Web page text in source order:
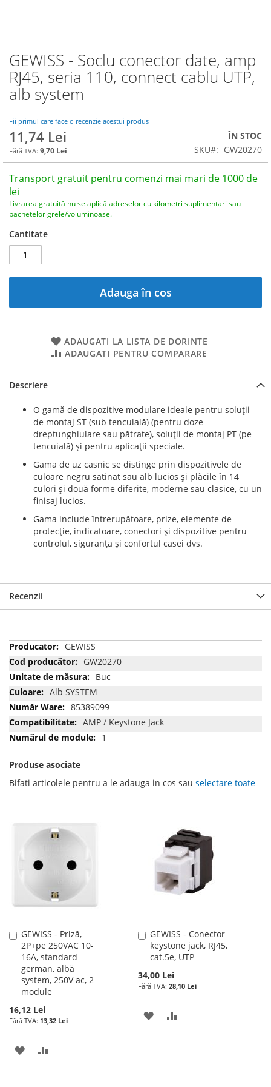
GEWISS - Soclu conector date, amp
RJ45, seria 110, connect cablu UTP,
alb system
Fii primul care face o recenzie acestui produs
11,74 Lei
9,70 Lei
ÎN STOC
SKU
GW20270
Transport gratuit pentru comenzi mai mari de 1000 de
lei
Livrarea gratuită nu se aplică adreselor cu kilometri suplimentari sau
pachetelor grele/voluminoase.
Cantitate
Adauga în cos
ADAUGATI LA LISTA DE DORINTE
ADAUGATI PENTRU COMPARARE
Skip
to
the
beginning
the
images
gallery
Descriere
O gamă de dispozitive modulare ideale pentru soluţii
de montaj ST (sub tencuială) (pentru doze
dreptunghiulare sau pătrate), soluţii de montaj PT (pe
tencuială) şi pentru aplicaţii speciale.
Gama de uz casnic se distinge prin dispozitivele de
culoare negru satinat sau alb lucios şi plăcile în 14
culori şi două forme diferite, moderne sau clasice, cu un
finisaj lucios.
Gama include întrerupătoare, prize, elemente de
protecţie, indicatoare, conectori şi dispozitive pentru
controlul, siguranţa şi confortul casei dvs.
Recenzii
Mai
multe
informatii
GEWISS
GW20270
Buc
Alb SYSTEM
85389099
AMP / Keystone Jack
1
Produse asociate
Bifati articolele pentru a le adauga in cos sau selectare toate
GEWISS - Priză,
2P+pe 250VAC 10-
16A, standard
german, albă
system, 250V ac, 2
module
16,12 Lei
13,32 Lei
Adauga
în
cos
ADAUGATI
GEWISS - Conector
keystone jack, RJ45,
cat.5e, UTP
34,00 Lei
28,10 Lei
Adauga
în
cos
ADAUGATI